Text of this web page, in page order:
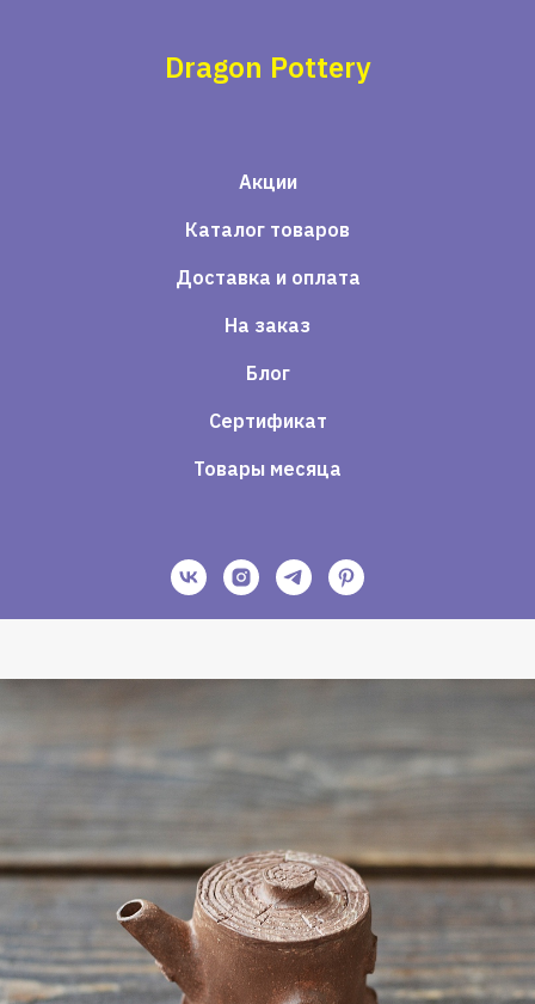
Dragon Pottery
Акции
Каталог товаров
Доставка и оплата
На заказ
Блог
Сертификат
Товары месяца